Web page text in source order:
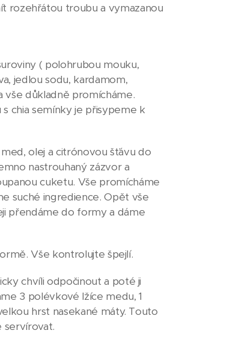
rozehřátou troubu a vymazanou
( polohrubou mouku,
jedlou sodu, kardamom,
vše důkladně promícháme.
chia semínky je přisypeme k
olej a citrónovou šťávu do
nastrouhaný zázvor a
cuketu. Vše promícháme
suché ingredience. Opět vše
přendáme do formy a dáme
Vše kontrolujte špejlí.
chvíli odpočinout a poté ji
3 polévkové lžíce medu, 1
hrst nasekané máty. Touto
servírovat.